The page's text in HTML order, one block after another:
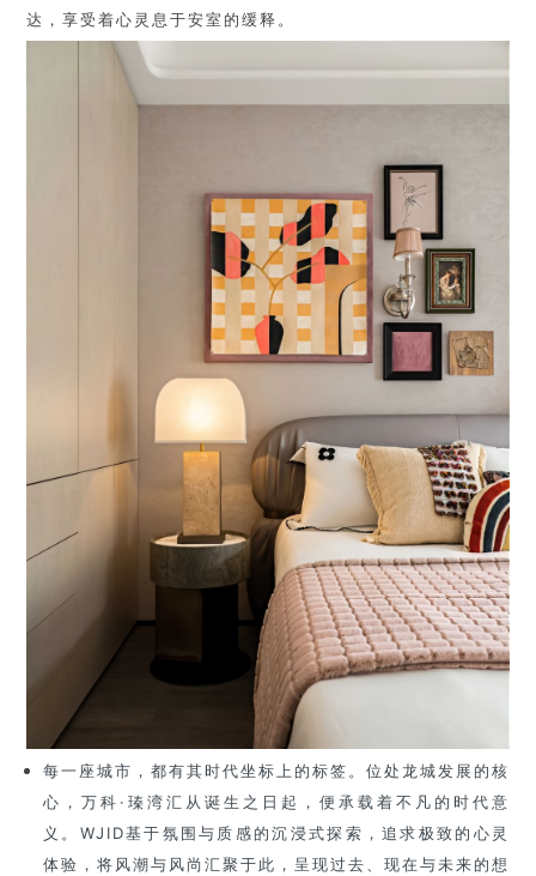
达，享受着心灵息于安室的缓释。
每一座城市，都有其时代坐标上的标签。位处龙城发展的核
心，万科·瑧湾汇从诞生之日起，便承载着不凡的时代意
义。WJID基于氛围与质感的沉浸式探索，追求极致的心灵
体验，将风潮与风尚汇聚于此，呈现过去、现在与未来的想